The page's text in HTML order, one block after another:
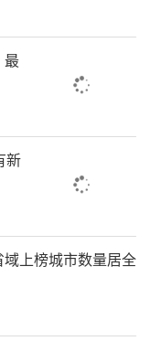
心医院党委委
诊科、门诊区
点区域开展督
防安全管理、
最
新
上榜城市数量居全